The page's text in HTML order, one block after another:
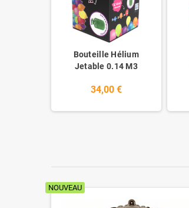
Bouteille Hélium
Jetable 0.14 M3
34,00 €
NOUVEAU